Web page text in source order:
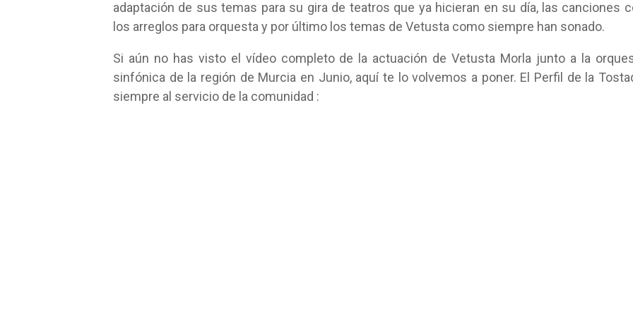
adaptación de sus temas para su gira de teatros que ya hicieran en su día, las canciones
los arreglos para orquesta y por último los temas de Vetusta como siempre han sonado.
Si aún no has visto el vídeo completo de la actuación de Vetusta Morla junto a la
sinfónica de la región de Murcia en Junio, aquí te lo volvemos a poner. El Perfil de la
siempre al servicio de la comunidad :